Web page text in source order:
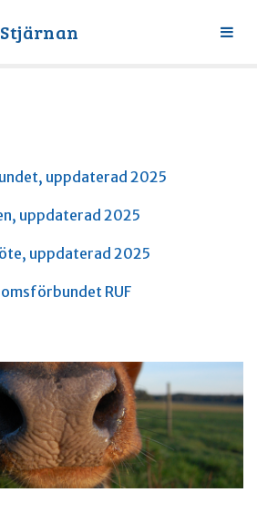
Växla
uppdaterad 2025
uppdaterad 2025
uppdaterad 2025
RUF